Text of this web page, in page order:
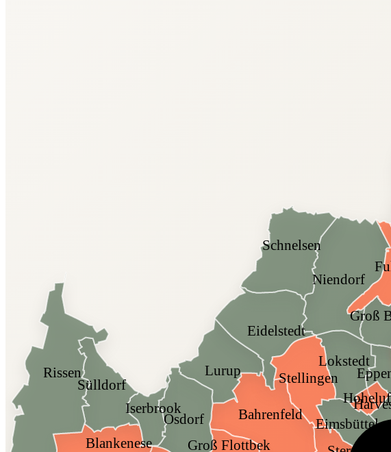
Bahrenfeld
Groß Flottbek
Lurup
Osdorf
Blankenese
Iserbrook
Sülldorf
Rissen
Eimsbüttel
Lokstedt
Niendorf
Schnelsen
Eidelstedt
Stellingen
Groß